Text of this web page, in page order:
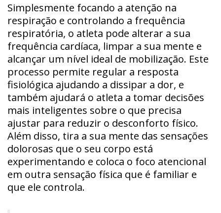
Simplesmente focando a atenção na
respiração e controlando a frequência
respiratória, o atleta pode alterar a sua
frequência cardíaca, limpar a sua mente e
alcançar um nível ideal de mobilização. Este
processo permite regular a resposta
fisiológica ajudando a dissipar a dor, e
também ajudará o atleta a tomar decisões
mais inteligentes sobre o que precisa
ajustar para reduzir o desconforto físico.
Além disso, tira a sua mente das sensações
dolorosas que o seu corpo está
experimentando e coloca o foco atencional
em outra sensação física que é familiar e
que ele controla.